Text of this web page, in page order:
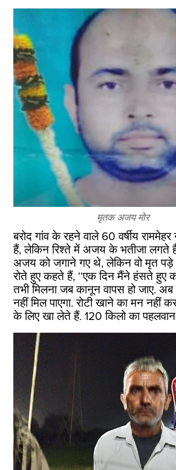
मृतक अजय मोर
बरोद गांव के रहने वाले 60 वर्षीय
हैं, लेकिन रिश्ते में अजय के भतीजा लगते
अजय को जगाने गए थे, लेकिन वो मृत पड़े
रोते हुए कहते हैं, ‘‘एक दिन मैंने हंसते हुए
तभी मिलना जब कानून वापस हो जाए. अब
नहीं मिल पाएगा. रोटी खाने का मन नहीं
के लिए खा लेते हैं. 120 किलो का